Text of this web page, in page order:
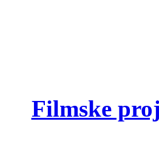
Filmske